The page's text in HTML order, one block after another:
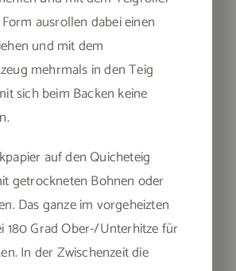
ausrollen dabei einen
und mit dem
mehrmals in den Teig
sich beim Backen keine
auf den Quicheteig
getrockneten Bohnen oder
Das ganze im vorgeheizten
180 Grad Ober-/Unterhitze für
In der Zwischenzeit die